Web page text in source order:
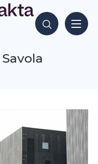
Hae sisältöjä